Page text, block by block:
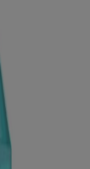
unser
Bakterien
vermehren.
haben sich
– fachsprachlich als
aus dem
Mineralstoffe
man auch
harter Zahnstein,